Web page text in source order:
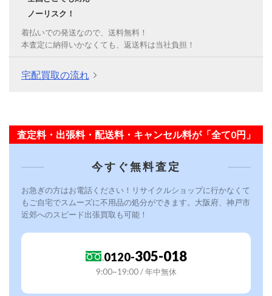
ノーリスク！
着払いでの発送なので、送料無料！
本査定に納得いかなくても、返送料は当社負担！
宅配買取の流れ
査定料・出張料・配送料・キャンセル料が「全て0円」
今すぐ無料査定
お急ぎの方はお電話ください！リサイクルショップに行かなくて
もご自宅でスムーズに不用品の処分ができます。大阪府、神戸市
近郊へのスピード出張買取も可能！
0120-305-018
9:00~19:00 / 年中無休